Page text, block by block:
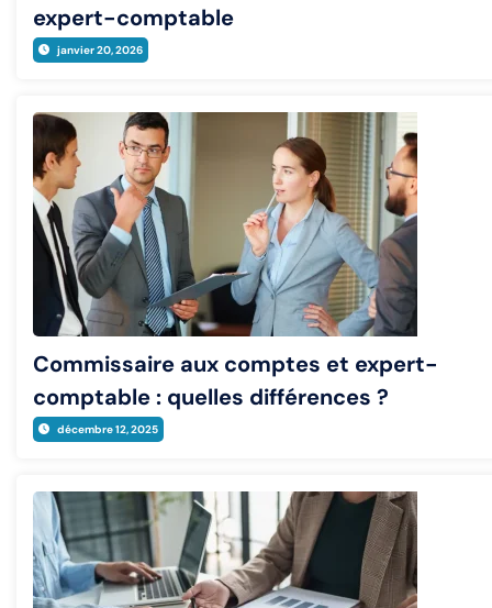
expert-comptable
janvier 20, 2026
Commissaire aux comptes et expert-
comptable : quelles différences ?
décembre 12, 2025